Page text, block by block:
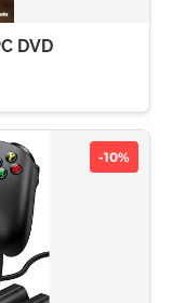
DVD
-10%